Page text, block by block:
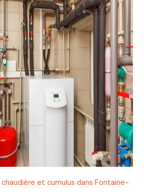
et cumulus dans Fontaine-